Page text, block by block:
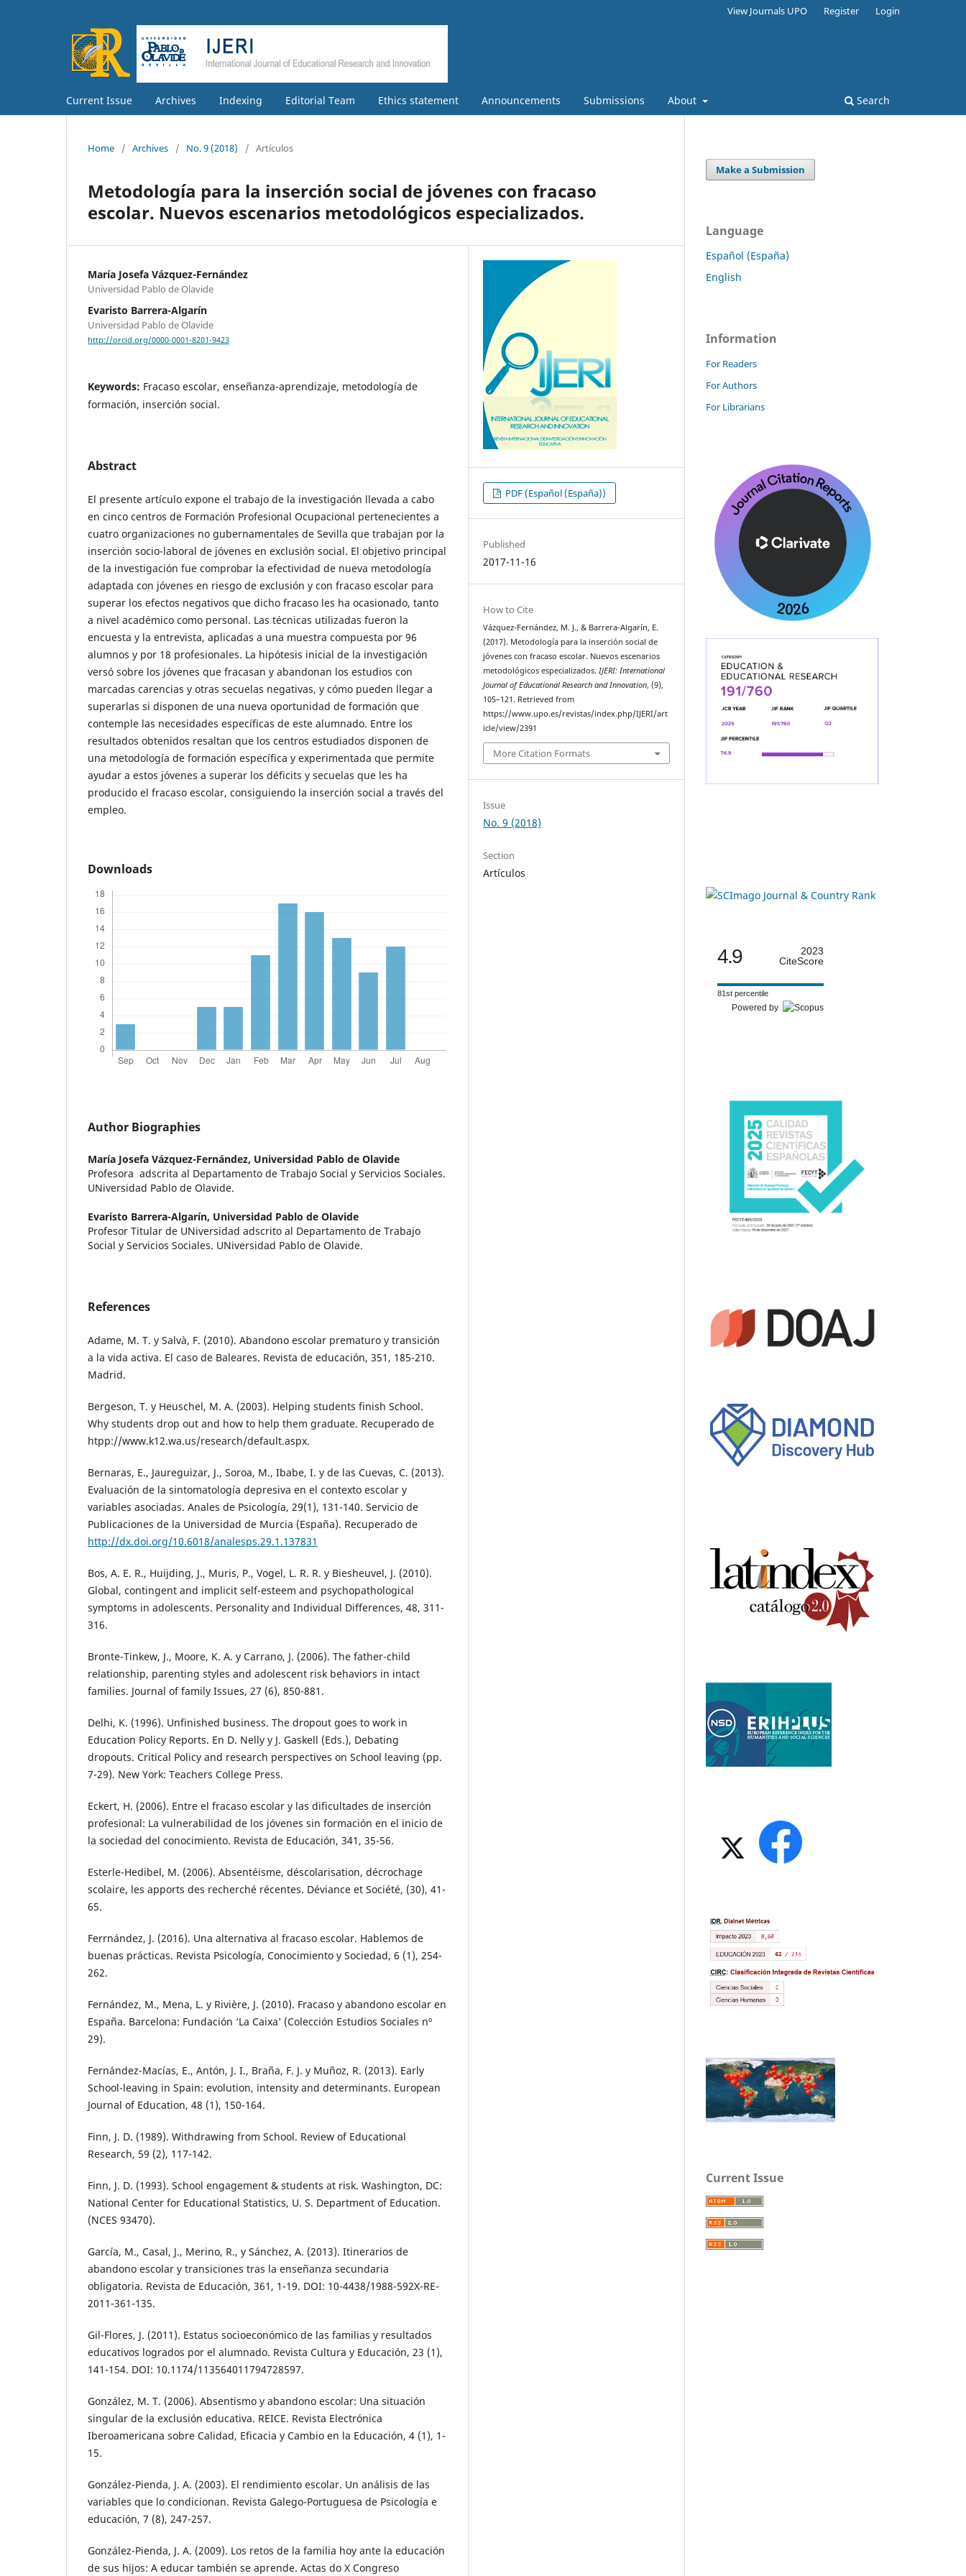
Current Issue Archives Indexing Editorial Team Ethics statement Announcements Submissions About Search
View Journals UPO Register Login
Home / Archives / No. 9 (2018) / Artículos
Metodología para la inserción social de jóvenes con fracaso
escolar. Nuevos escenarios metodológicos especializados.
María Josefa Vázquez-Fernández
Universidad Pablo de Olavide
Evaristo Barrera-Algarín
Universidad Pablo de Olavide
http://orcid.org/0000-0001-8201-9423
Keywords: Fracaso escolar, enseñanza-aprendizaje, metodología de
formación, inserción social.
Abstract
El presente artículo expone el trabajo de la investigación llevada a cabo
en cinco centros de Formación Profesional Ocupacional pertenecientes a
cuatro organizaciones no gubernamentales de Sevilla que trabajan por la
inserción socio-laboral de jóvenes en exclusión social. El objetivo principal
de la investigación fue comprobar la efectividad de nueva metodología
adaptada con jóvenes en riesgo de exclusión y con fracaso escolar para
superar los efectos negativos que dicho fracaso les ha ocasionado, tanto
a nivel académico como personal. Las técnicas utilizadas fueron la
encuesta y la entrevista, aplicadas a una muestra compuesta por 96
alumnos y por 18 profesionales. La hipótesis inicial de la investigación
versó sobre los jóvenes que fracasan y abandonan los estudios con
marcadas carencias y otras secuelas negativas, y cómo pueden llegar a
superarlas si disponen de una nueva oportunidad de formación que
contemple las necesidades específicas de este alumnado. Entre los
resultados obtenidos resaltan que los centros estudiados disponen de
una metodología de formación específica y experimentada que permite
ayudar a estos jóvenes a superar los déficits y secuelas que les ha
producido el fracaso escolar, consiguiendo la inserción social a través del
empleo.
Downloads
Author Biographies
María Josefa Vázquez-Fernández, Universidad Pablo de Olavide
Profesora adscrita al Departamento de Trabajo Social y Servicios Sociales.
UNiversidad Pablo de Olavide.
Evaristo Barrera-Algarín, Universidad Pablo de Olavide
Profesor Titular de UNiversidad adscrito al Departamento de Trabajo
Social y Servicios Sociales. UNiversidad Pablo de Olavide.
References
Adame, M. T. y Salvà, F. (2010). Abandono escolar prematuro y transición
a la vida activa. El caso de Baleares. Revista de educación, 351, 185-210.
Madrid.
Bergeson, T. y Heuschel, M. A. (2003). Helping students finish School.
Why students drop out and how to help them graduate. Recuperado de
htpp://www.k12.wa.us/research/default.aspx.
Bernaras, E., Jaureguizar, J., Soroa, M., Ibabe, I. y de las Cuevas, C. (2013).
Evaluación de la sintomatología depresiva en el contexto escolar y
variables asociadas. Anales de Psicología, 29(1), 131-140. Servicio de
Publicaciones de la Universidad de Murcia (España). Recuperado de
http://dx.doi.org/10.6018/analesps.29.1.137831
Bos, A. E. R., Huijding, J., Muris, P., Vogel, L. R. R. y Biesheuvel, J. (2010).
Global, contingent and implicit self-esteem and psychopathological
symptoms in adolescents. Personality and Individual Differences, 48, 311-
316.
Bronte-Tinkew, J., Moore, K. A. y Carrano, J. (2006). The father-child
relationship, parenting styles and adolescent risk behaviors in intact
families. Journal of family Issues, 27 (6), 850-881.
Delhi, K. (1996). Unfinished business. The dropout goes to work in
Education Policy Reports. En D. Nelly y J. Gaskell (Eds.), Debating
dropouts. Critical Policy and research perspectives on School leaving (pp.
7-29). New York: Teachers College Press.
Eckert, H. (2006). Entre el fracaso escolar y las dificultades de inserción
profesional: La vulnerabilidad de los jóvenes sin formación en el inicio de
la sociedad del conocimiento. Revista de Educación, 341, 35-56.
Esterle-Hedibel, M. (2006). Absentéisme, déscolarisation, décrochage
scolaire, les apports des recherché récentes. Déviance et Société, (30), 41-
65.
Ferrnández, J. (2016). Una alternativa al fracaso escolar. Hablemos de
buenas prácticas. Revista Psicología, Conocimiento y Sociedad, 6 (1), 254-
262.
Fernández, M., Mena, L. y Rivière, J. (2010). Fracaso y abandono escolar en
España. Barcelona: Fundación ‘La Caixa’ (Colección Estudios Sociales nº
29).
Fernández-Macías, E., Antón, J. I., Braña, F. J. y Muñoz, R. (2013). Early
School-leaving in Spain: evolution, intensity and determinants. European
Journal of Education, 48 (1), 150-164.
Finn, J. D. (1989). Withdrawing from School. Review of Educational
Research, 59 (2), 117-142.
Finn, J. D. (1993). School engagement & students at risk. Washington, DC:
National Center for Educational Statistics, U. S. Department of Education.
(NCES 93470).
García, M., Casal, J., Merino, R., y Sánchez, A. (2013). Itinerarios de
abandono escolar y transiciones tras la enseñanza secundaria
obligatoria. Revista de Educación, 361, 1-19. DOI: 10-4438/1988-592X-RE-
2011-361-135.
Gil-Flores, J. (2011). Estatus socioeconómico de las familias y resultados
educativos logrados por el alumnado. Revista Cultura y Educación, 23 (1),
141-154. DOI: 10.1174/113564011794728597.
González, M. T. (2006). Absentismo y abandono escolar: Una situación
singular de la exclusión educativa. REICE. Revista Electrónica
Iberoamericana sobre Calidad, Eficacia y Cambio en la Educación, 4 (1), 1-
15.
González-Pienda, J. A. (2003). El rendimiento escolar. Un análisis de las
variables que lo condicionan. Revista Galego-Portuguesa de Psicología e
educación, 7 (8), 247-257.
González-Pienda, J. A. (2009). Los retos de la familia hoy ante la educación
de sus hijos: A educar también se aprende. Actas do X Congreso
PDF (Español (España))
Published
2017-11-16
How to Cite
Vázquez-Fernández, M. J., & Barrera-Algarín, E.
(2017). Metodología para la inserción social de
jóvenes con fracaso escolar. Nuevos escenarios
metodológicos especializados.IJERI: International
Journal of Educational Research and Innovation, (9),
105–121. Retrieved from
https://www.upo.es/revistas/index.php/IJERI/art
icle/view/2391
More Citation Formats
Issue
No. 9 (2018)
Section
Artículos
Make a Submission
Language
Español (España)
English
Information
For Readers
For Authors
For Librarians
4.9
2023
CiteScore
81st percentile
Powered by
Current Issue